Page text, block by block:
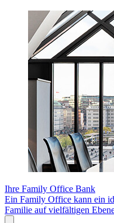
Ihre Family Office Bank
Ein Family Office kann ein
Familie auf vielfältigen